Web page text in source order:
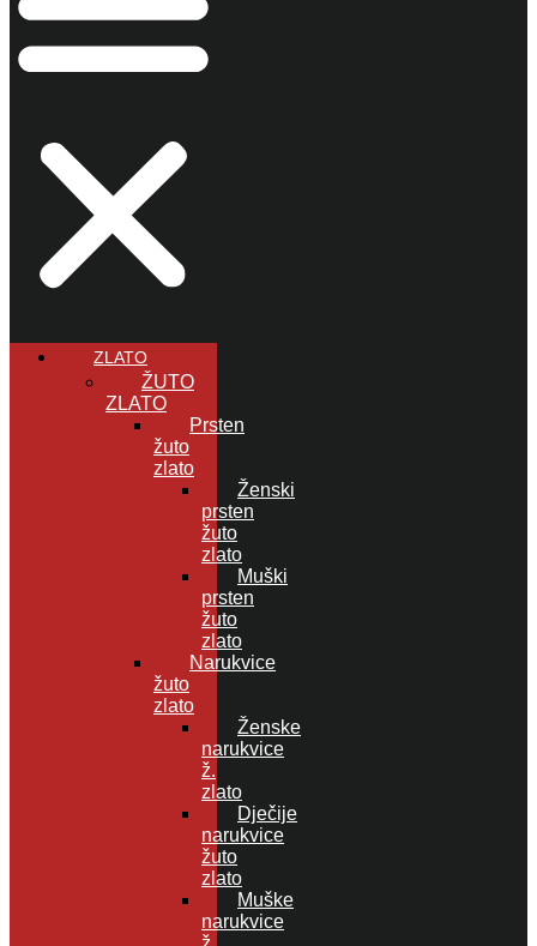
ZLATO
ŽUTO
ZLATO
Prsten
žuto
zlato
Ženski
prsten
žuto
zlato
Muški
prsten
žuto
zlato
Narukvice
žuto
zlato
Ženske
narukvice
ž.
zlato
Dječije
narukvice
žuto
zlato
Muške
narukvice